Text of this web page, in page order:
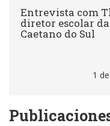
Entrevista com
diretor escolar
Caetano do Sul
1